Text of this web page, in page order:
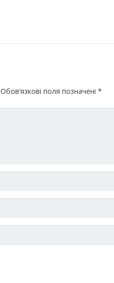
Обов’язкові поля позначені *